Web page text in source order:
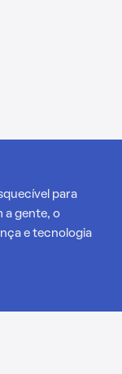
para
a gente, o
e tecnologia